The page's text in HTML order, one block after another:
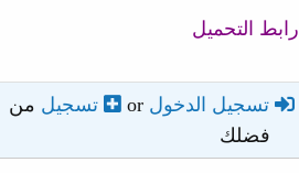
رابط التحميل
تسجيل الدخول or تسجيل من
فضلك